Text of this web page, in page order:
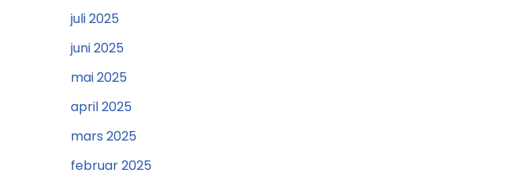
juli 2025
juni 2025
mai 2025
april 2025
mars 2025
februar 2025